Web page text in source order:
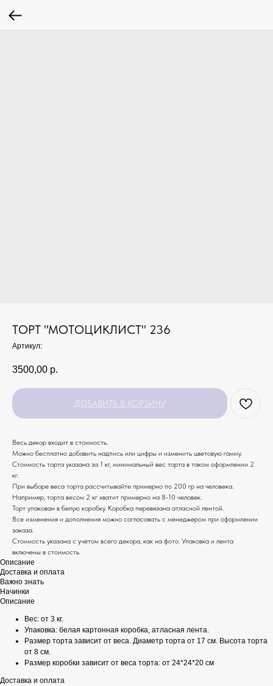
ТОРТ "МОТОЦИКЛИСТ" 236
Артикул:
3500,00 р.
ДОБАВИТЬ В КОРЗИНУ
Весь декор входит в стоимость.
Можно бесплатно добавить надпись или цифры и изменить цветовую гамму.
Стоимость торта указана за 1 кг, минимальный вес торта в таком оформлении 2
кг.
При выборе веса торта рассчитывайте примерно по 200 гр на человека.
Например, торта весом 2 кг хватит примерно на 8-10 человек.
Торт упакован в белую коробку. Коробка перевязана атласной лентой.
Все изменения и дополнения можно согласовать с менеджером при оформлении
заказа.
Стоимость указана с учётом всего декора, как на фото. Упаковка и лента
включены в стоимость.
Описание
Доставка и оплата
Важно знать
Начинки
Описание
Вес: от 3 кг.
Упаковка: белая картонная коробка, атласная лента.
Размер торта зависит от веса. Диаметр торта от 17 см. Высота торта
от 8 см.
Размер коробки зависит от веса торта: от 24*24*20 см
Доставка и оплата